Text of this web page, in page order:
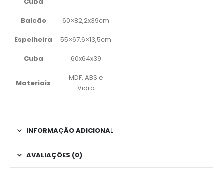
Balcão
60×82,2x39cm
Espelheira
55×67,6×13,5cm
Cuba
60x64x39
Materiais
MDF, ABS e
Vidro
INFORMAÇÃO ADICIONAL
AVALIAÇÕES (0)